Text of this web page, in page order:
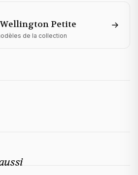
Petite
de la collection